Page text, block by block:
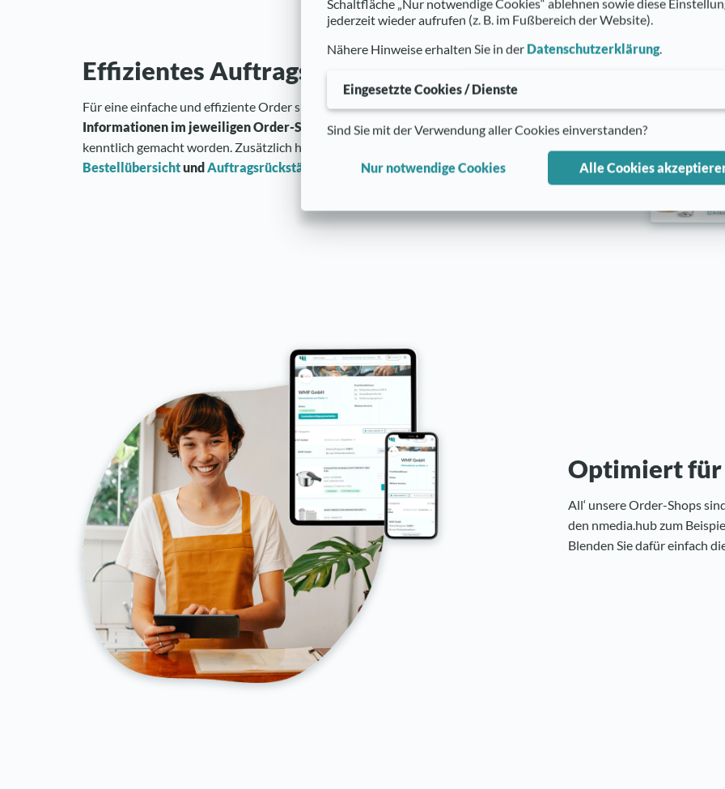
Effizientes Auftragsmanagement
Für eine einfache und effiziente Order sind für Sie diewichtigsten
Informationen im jeweiligen Order-Shop
der Marke direkt am Produkt
kenntlich gemacht worden. Zusätzlich haben Sie die Möglichkeit, Ihre
Bestellübersichtund Auftragsrückstände über die Plattform abzurufen.
Optimiert für
All‘ unsere Order-Shops
den nmedia.hub zum
Blenden Sie dafür einfach
Schaltfläche „Nur notwendige Cookies“ ablehnen sowie diese
jederzeit wieder aufrufen (z. B. im Fußbereich der Website).
Nähere Hinweise erhalten Sie in der Datenschutzerklärung.
Eingesetzte Cookies / Dienste
Sind Sie mit der Verwendung aller Cookies einverstanden?
Nur notwendige Cookies Alle Cookies